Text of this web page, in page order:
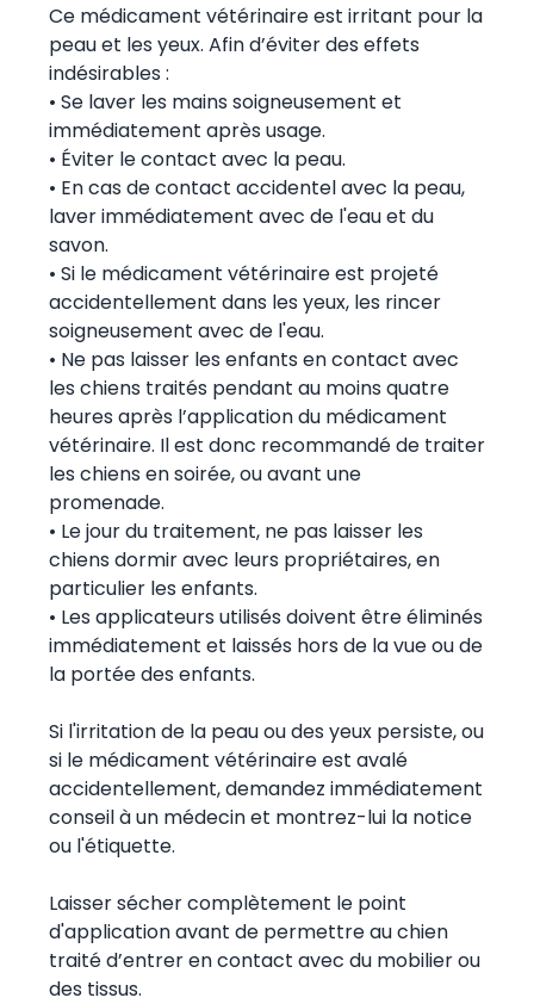
Ce médicament vétérinaire est irritant pour la
peau et les yeux. Afin d’éviter des effets
indésirables :
• Se laver les mains soigneusement et
immédiatement après usage.
• Éviter le contact avec la peau.
• En cas de contact accidentel avec la peau,
laver immédiatement avec de l'eau et du
savon.
• Si le médicament vétérinaire est projeté
accidentellement dans les yeux, les rincer
soigneusement avec de l'eau.
• Ne pas laisser les enfants en contact avec
les chiens traités pendant au moins quatre
heures après l’application du médicament
vétérinaire. Il est donc recommandé de traiter
les chiens en soirée, ou avant une
promenade.
• Le jour du traitement, ne pas laisser les
chiens dormir avec leurs propriétaires, en
particulier les enfants.
• Les applicateurs utilisés doivent être éliminés
immédiatement et laissés hors de la vue ou de
la portée des enfants.
Si l'irritation de la peau ou des yeux persiste, ou
si le médicament vétérinaire est avalé
accidentellement, demandez immédiatement
conseil à un médecin et montrez-lui la notice
ou l'étiquette.
Laisser sécher complètement le point
d'application avant de permettre au chien
traité d’entrer en contact avec du mobilier ou
des tissus.